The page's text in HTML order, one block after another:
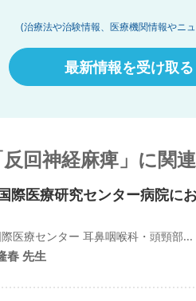
(治療法や治験情報、医療機関情報やニ
最新情報を受け取る
反回神経麻痺」に関
際医療研究センター病院に
医療センター 耳鼻咽喉科・頭頸部...
春 先生